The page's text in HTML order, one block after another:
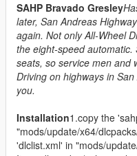
SAHP Bravado Gresley
later, San Andreas
again. Not only All-Wheel
the eight-speed
seats, so service men and
Driving on highways in
you.
Installation1.copy the
"mods/update/x64/
'dlclist.xml' in "mods/